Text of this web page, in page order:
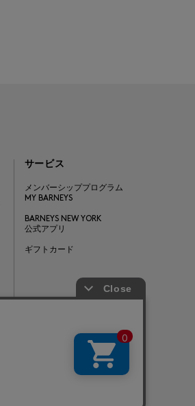
サービス
メンバーシッププログラム
MY BARNEYS
BARNEYS NEW YORK
公式アプリ
ギフトカード